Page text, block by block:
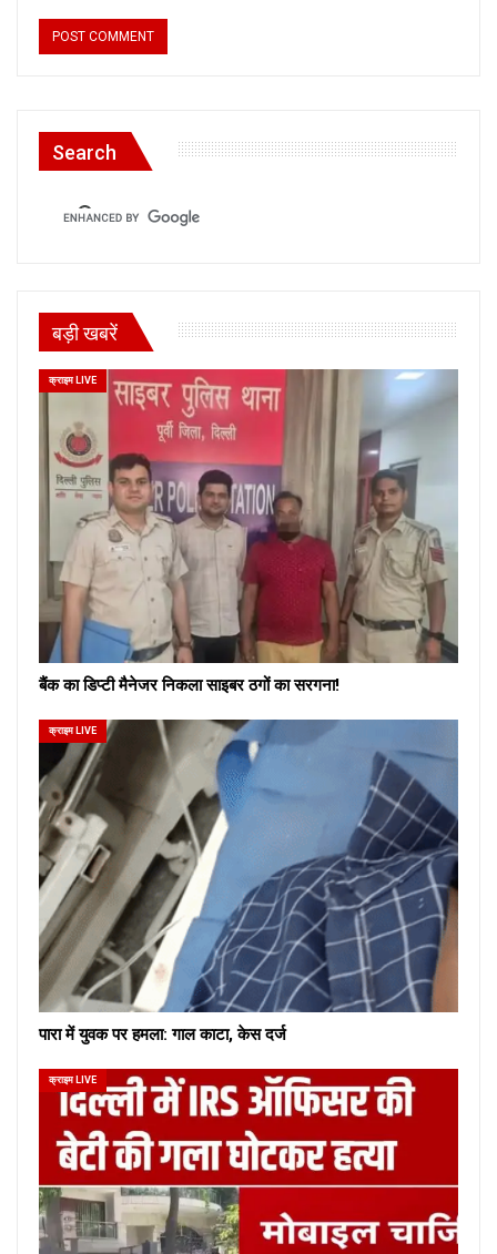
Search
बड़ी खबरें
क्राइम LIVE
बैंक का डिप्टी मैनेजर निकला साइबर ठगों का सरगना!
क्राइम LIVE
पारा में युवक पर हमला: गाल काटा, केस दर्ज
क्राइम LIVE